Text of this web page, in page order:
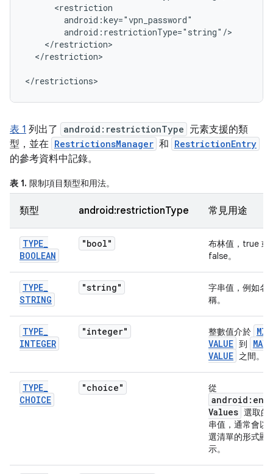
</restriction>
</restrictions>
表 1 列出了 android:restrictionType 元素支援的類
型，並在 RestrictionsManager 和 RestrictionEntry
的參考資料中記錄。
表 1. 限制項目類型和用法。
類型 android:restrictionType 常見用途
TYPE_
BOOLEAN
"bool"
布林值，true 或
false。
TYPE_
STRING
"string"
字串值，例如名
稱。
TYPE_
INTEGER
"integer" 整數值介於 MIN
VALUE 到 MAX
VALUE 之間。
TYPE_
CHOICE
"choice" 從
Values 選取的
串值，通常會以
選清單的形式顯
示。